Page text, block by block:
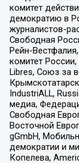
комитет
демократию в
журналистов-
Свободная
Рейн-
комитет
Libres, Союз за
IndustriALL,
медиа,
Свободная
Восточной
gGmbH,
демократии и
Копелева,